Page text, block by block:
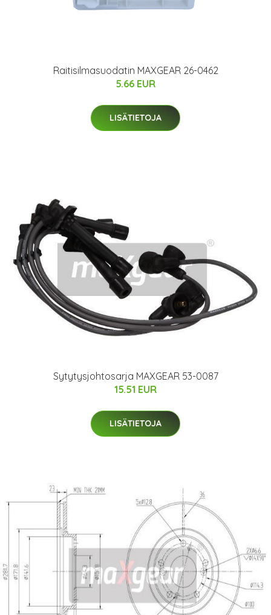
Raitisilmasuodatin MAXGEAR 26-0462
5.66 EUR
LISÄTIETOJA
Sytytysjohtosarja MAXGEAR 53-0087
15.51 EUR
LISÄTIETOJA